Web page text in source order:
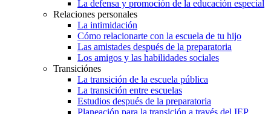
La defensa y promoción de la educación especial
Relaciones personales
La intimidación
Cómo relacionarte con la escuela de tu hijo
Las amistades después de la preparatoria
Los amigos y las habilidades sociales
Transiciónes
La transición de la escuela pública
La transición entre escuelas
Estudios después de la preparatoria
Planeación para la transición a través del IEP